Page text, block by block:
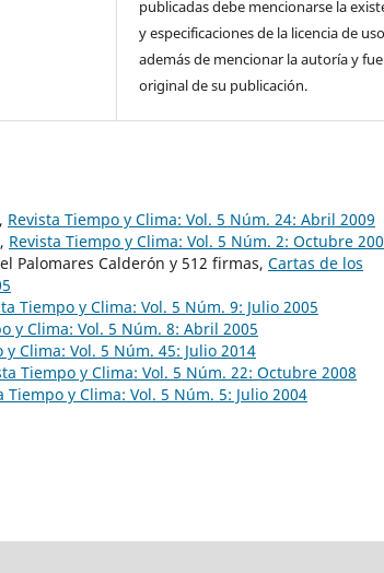
publicadas debe mencionarse la
y especificaciones de la licencia de
además de mencionar la autoría y
original de su publicación.
, Revista Tiempo y Clima: Vol. 5 Núm. 24: Abril 2009
, Revista Tiempo y Clima: Vol. 5 Núm. 2: Octubre
Palomares Calderón y 512 firmas, Cartas de los
Tiempo y Clima: Vol. 5 Núm. 9: Julio 2005
y Clima: Vol. 5 Núm. 8: Abril 2005
y Clima: Vol. 5 Núm. 45: Julio 2014
Tiempo y Clima: Vol. 5 Núm. 22: Octubre 2008
Tiempo y Clima: Vol. 5 Núm. 5: Julio 2004